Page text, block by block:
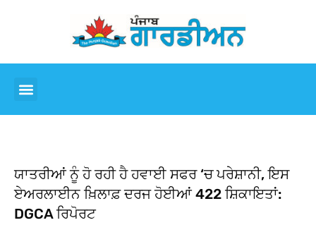
ਯਾਤਰੀਆਂ ਨੂੰ ਹੋ ਰਹੀ ਹੈ ਹਵਾਈ ਸਫਰ ‘ਚ ਪਰੇਸ਼ਾਨੀ, ਇਸ
ਏਅਰਲਾਈਨ ਖ਼ਿਲਾਫ਼ ਦਰਜ ਹੋਈਆਂ 422 ਸ਼ਿਕਾਇਤਾਂ:
DGCA ਰਿਪੋਰਟ